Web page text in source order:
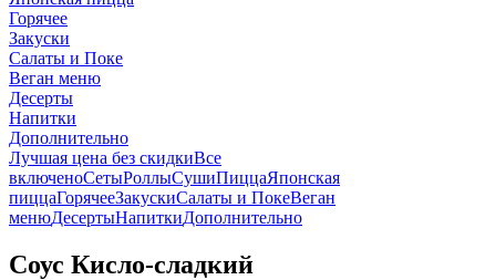
Горячее
Закуски
Салаты и Поке
Веган меню
Десерты
Напитки
Дополнительно
Лучшая цена без скидкиВсе
включеноСетыРоллыСушиПиццаЯпонская
пиццаГорячееЗакускиСалаты и ПокеВеган
менюДесертыНапиткиДополнительно
Соус Кисло-сладкий